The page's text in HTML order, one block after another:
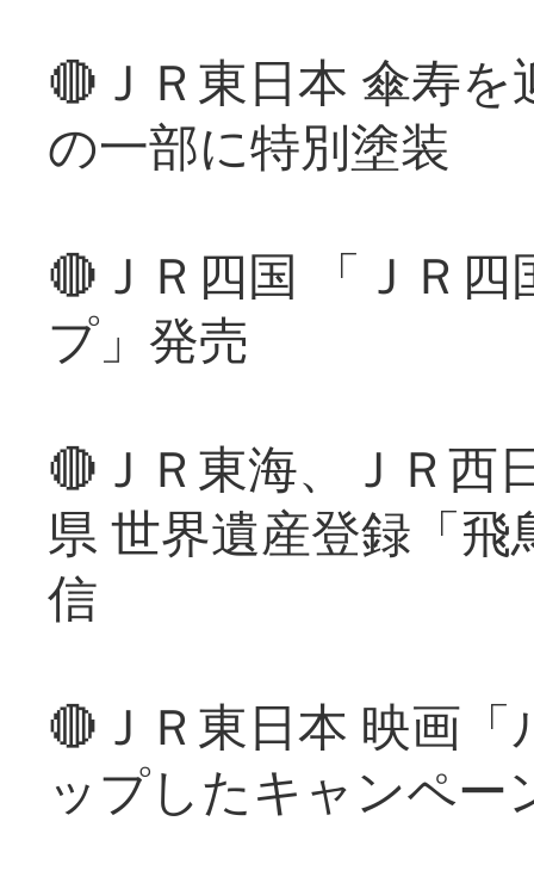
🔴ＪＲ東日本 傘寿
の一部に特別塗装
🔴ＪＲ四国 「ＪＲ
プ」発売
🔴ＪＲ東海、ＪＲ西
県 世界遺産登録「
信
🔴ＪＲ東日本 映画
ップしたキャンペー